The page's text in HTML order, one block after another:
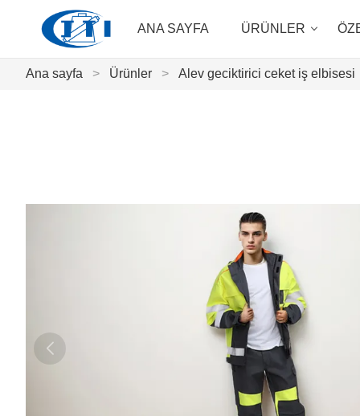
ANA SAYFA ÜRÜNLER
Ana sayfa > Ürünler > Alev geciktirici ceket iş elbisesi